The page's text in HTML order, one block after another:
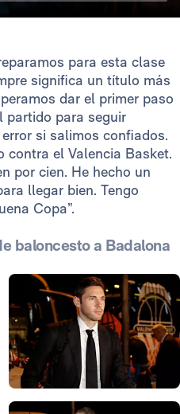
para esta clase
significa un título más
dar el primer paso
partido para seguir
si salimos confiados.
contra el Valencia Basket.
por cien. He hecho un
llegar bien. Tengo
Copa”.
baloncesto a Badalona